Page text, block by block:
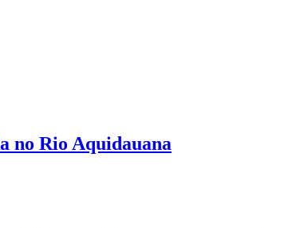
no Rio Aquidauana